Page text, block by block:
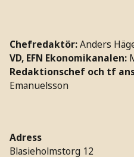
Chefredaktör:Anders
VD, EFN Ekonomikanalen:
Redaktionschef och tf
Emanuelsson
Adress
Blasieholmstorg 12